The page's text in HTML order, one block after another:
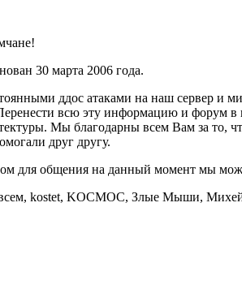
30 марта 2006 года.
ддос атаками на наш сервер
всю эту информацию и форум в
Мы благодарны всем Вам за то,
друг другу.
для общения на данный момент мы
kostet, KOCMOC, Злые Мыши,